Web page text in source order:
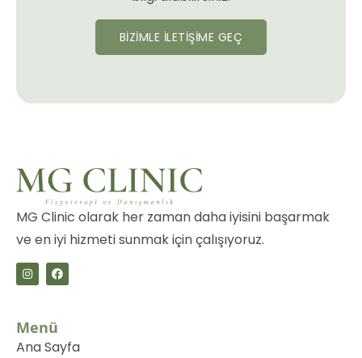
BİZİMLE İLETİŞİME GEÇ
MG Clinic olarak her zaman daha iyisini başarmak
ve en iyi hizmeti sunmak için çalışıyoruz.
Menü
Ana Sayfa